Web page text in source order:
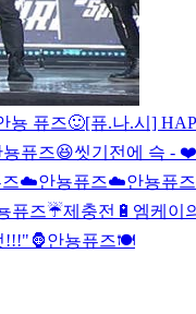
뇽 퓨즈🙂[퓨.나.시]
뇽퓨즈😆씻기전에 슥 - ❤️
즈☁️안뇽퓨즈☁️안뇽퓨
퓨즈☔️제충전🔋 엠케이
!!!"🦍안뇽퓨즈🍽